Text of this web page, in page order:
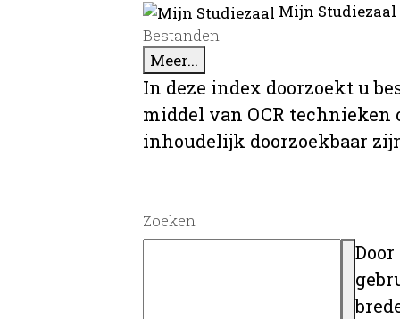
Mijn
Bestanden
Meer...
In deze index doorzoekt u
middel van OCR
inhoudelijk doorzoekbaar
Zoeken